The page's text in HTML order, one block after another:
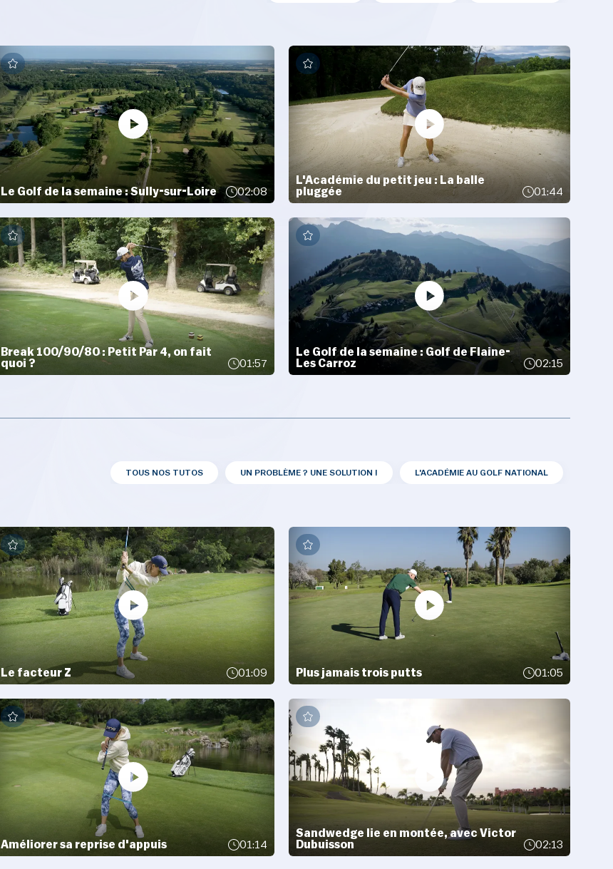
Le Golf de la semaine : Sully-sur-Loire 02:08
L'Académie du petit jeu : La balle
pluggée
01:44
Break 100/90/80 : Petit Par 4, on fait
quoi ?
01:57
Le Golf de la semaine : Golf de Flaine-
Les Carroz
02:15
TOUS NOS TUTOS UN PROBLÈME ? UNE SOLUTION ! L'ACADÉMIE AU GOLF NATIONAL
Le facteur Z 01:09 Plus jamais trois putts 01:05
Améliorer sa reprise d'appuis 01:14
Sandwedge lie en montée, avec Victor
Dubuisson
02:13